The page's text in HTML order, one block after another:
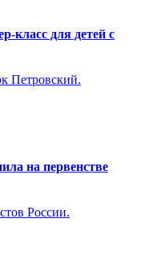
класс для детей с
Петровский.
на первенстве
России.